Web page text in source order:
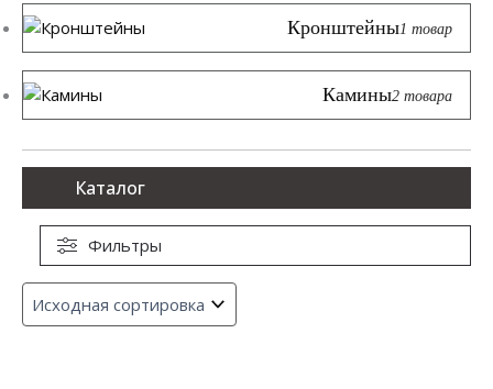
Кронштейны1 товар
Камины2 товара
Каталог
Фильтры